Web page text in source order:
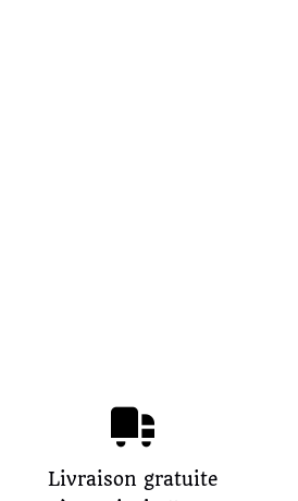
Livraison gratuite